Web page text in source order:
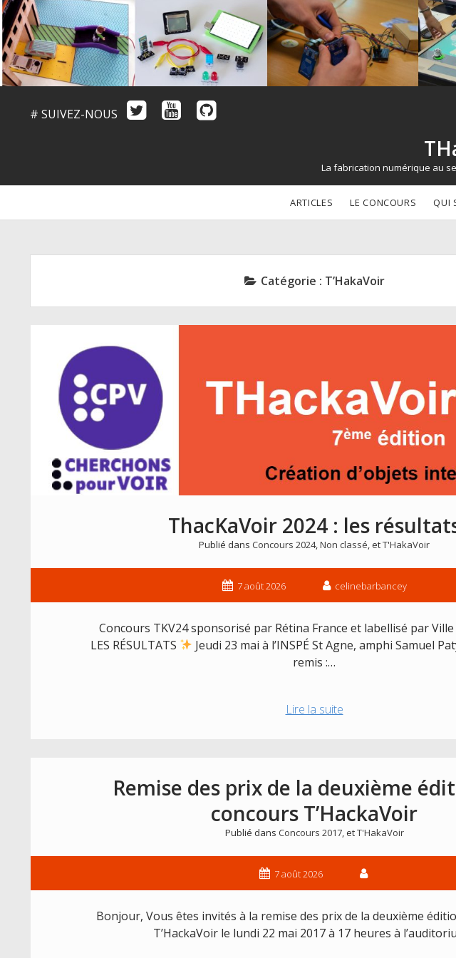
# SUIVEZ-NOUS
La fabrication numérique au
ARTICLES LE CONCOURS QUI
Catégorie : T’HakaVoir
ThacKaVoir 2024 : les
Publié dans Concours 2024,Non classé, etT'HakaVoir
7 août 2026 celinebarbancey
Concours TKV24 sponsorisé par Rétina France et labellisé par
LES RÉSULTATS
Jeudi 23 mai à l’INSPÉ St Agne, amphi Samuel
remis :…
Lire la suiteThacKaVoir
résultats
Remise des prix de la deuxième
concours T’HackaVoir
Publié dans Concours 2017, etT'HakaVoir
7 août 2026
Bonjour, Vous êtes invités à la remise des prix de la deuxième
T’HackaVoir le lundi 22 mai 2017 à 17 heures à